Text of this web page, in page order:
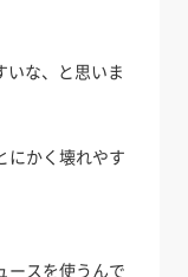
いな、と思いま
にかく壊れやす
ースを使うんで